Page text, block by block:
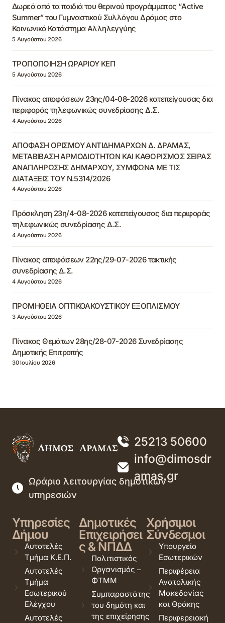
Δωρεά από τα παιδιά του θερινού προγράμματος “Active
Summer” του Γυμναστικού Συλλόγου Δράμας στο
Κοινωνικό Κατάστημα Αλληλεγγύης
5 Αυγούστου 2026
ΤΡΟΠΟΠΟΙΗΣΗ ΩΡΑΡΙΟΥ ΚΕΠ
5 Αυγούστου 2026
Πίνακας αποφάσεων 23ης/04-08-2026 κατεπείγουσας δια
περιφοράς τηλεφωνικώς συνεδρίασης Δ.Σ.
4 Αυγούστου 2026
ΑΠΟΦΑΣΗ ΟΡΙΣΜΟΥ ΑΝΤΙΔΗΜΑΡΧΩΝ Δ. ΔΡΑΜΑΣ,
ΜΕΤΑΒΙΒΑΣΗ ΑΡΜΟΔΙΟΤΗΤΩΝ ΚΑΙ ΚΑΘΟΡΙΣΜΟΣ ΣΕΙΡΑΣ
ΑΝΑΠΛΗΡΩΣΗΣ ΔΗΜΑΡΧΟΥ, ΣΥΜΦΩΝΑ ΜΕ ΤΙΣ
ΔΙΑΤΑΞΕΙΣ ΤΟΥ Ν.5314/2026
4 Αυγούστου 2026
Πρόσκληση 23η/4-08-2026 κατεπείγουσας δια περιφοράς
τηλεφωνικώς συνεδρίασης Δ.Σ.
4 Αυγούστου 2026
Πίνακας αποφάσεων 22ης/29-07-2026 τακτικής
συνεδρίασης Δ.Σ.
4 Αυγούστου 2026
ΠΡΟΜΗΘΕΙΑ ΟΠΤΙΚΟΑΚΟΥΣΤΙΚΟΥ ΕΞΟΠΛΙΣΜΟΥ
3 Αυγούστου 2026
Πίνακας Θεμάτων 28ης/28-07-2026 Συνεδρίασης
Δημοτικής Επιτροπής
30 Ιουλίου 2026
25213 50600
info@dimosdr
amas.gr
Ωράριο λειτουργίας δημοτικών
υπηρεσιών
Υπηρεσίες
Δήμου
Αυτοτελές
Τμήμα Κ.Ε.Π.
Αυτοτελές
Τμήμα
Εσωτερικού
Ελέγχου
Αυτοτελές
Δημοτικές
Επιχειρήσει
ς & ΝΠΔΔ
Πολιτιστικός
Οργανισμός –
ΦΤΜΜ
Συμπαραστάτης
του δημότη και
της επιχείρησης
Χρήσιμοι
Σύνδεσμοι
Υπουργείο
Εσωτερικών
Περιφέρεια
Ανατολικής
Μακεδονίας
και Θράκης
Περιφερειακή